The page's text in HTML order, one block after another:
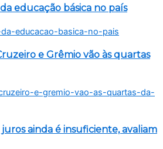
educação básica no país
e Grêmio vão às quartas
ainda é insuficiente, avaliam